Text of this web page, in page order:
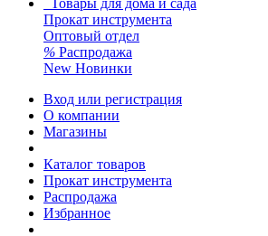
Прокат инструмента
Оптовый отдел
% Распродажа
New Новинки
Вход или регистрация
О компании
Магазины
Каталог товаров
Прокат инструмента
Распродажа
Избранное